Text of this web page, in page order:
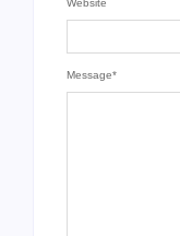
Message*
Website